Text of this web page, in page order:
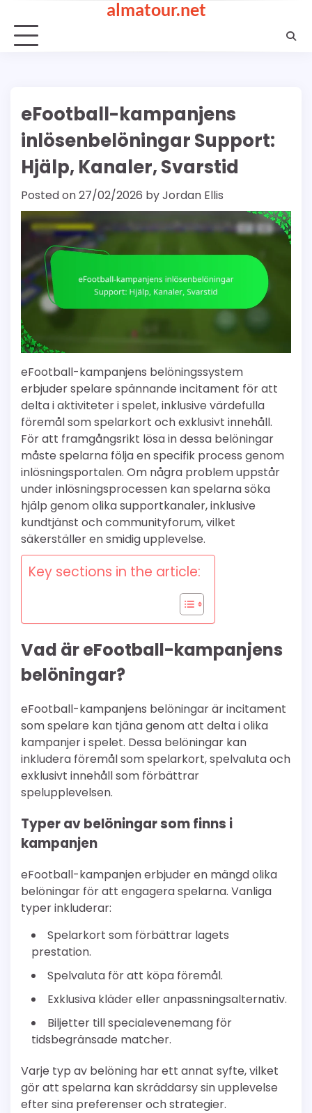
content
almatour.net
eFootball-kampanjens
inlösenbelöningar Support:
Hjälp, Kanaler, Svarstid
Posted on27/02/2026 byJordan Ellis
eFootball-kampanjens belöningssystem
erbjuder spelare spännande incitament för att
delta i aktiviteter i spelet, inklusive värdefulla
föremål som spelarkort och exklusivt innehåll.
För att framgångsrikt lösa in dessa belöningar
måste spelarna följa en specifik process genom
inlösningsportalen. Om några problem uppstår
under inlösningsprocessen kan spelarna söka
hjälp genom olika supportkanaler, inklusive
kundtjänst och communityforum, vilket
säkerställer en smidig upplevelse.
Key sections in the article:
Vad är eFootball-kampanjens
belöningar?
eFootball-kampanjens belöningar är incitament
som spelare kan tjäna genom att delta i olika
kampanjer i spelet. Dessa belöningar kan
inkludera föremål som spelarkort, spelvaluta och
exklusivt innehåll som förbättrar
spelupplevelsen.
Typer av belöningar som finns i
kampanjen
eFootball-kampanjen erbjuder en mängd olika
belöningar för att engagera spelarna. Vanliga
typer inkluderar:
Spelarkort som förbättrar lagets
prestation.
Spelvaluta för att köpa föremål.
Exklusiva kläder eller anpassningsalternativ.
Biljetter till specialevenemang för
tidsbegränsade matcher.
Varje typ av belöning har ett annat syfte, vilket
gör att spelarna kan skräddarsy sin upplevelse
efter sina preferenser och strategier.